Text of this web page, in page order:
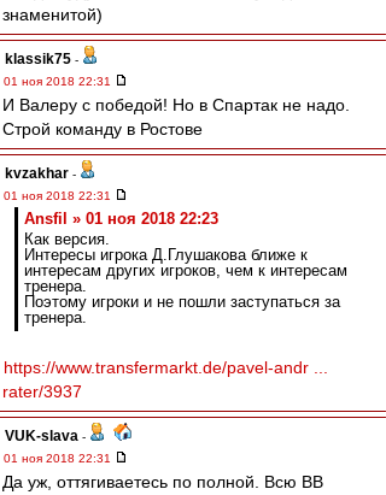
знаменитой)
klassik75 -
01 ноя 2018 22:31
И Валеру с победой! Но в Спартак не надо.
Строй команду в Ростове
kvzakhar -
01 ноя 2018 22:31
Ansfil » 01 ноя 2018 22:23
Как версия.
Интересы игрока Д.Глушакова ближе к
интересам других игроков, чем к интересам
тренера.
Поэтому игроки и не пошли заступаться за
тренера.
https://www.transfermarkt.de/pavel-andr ...
rater/3937
VUK-slava -
01 ноя 2018 22:31
Да уж, оттягиваетесь по полной. Всю ВВ